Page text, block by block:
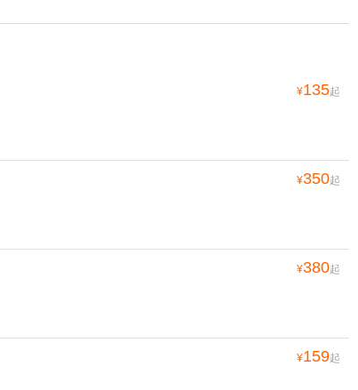
¥135起
¥350起
¥380起
¥159起